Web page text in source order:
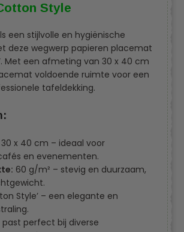
Style
een stijlvolle en hygiënische
deze wegwerp papieren placemat
Met een afmeting van 30 x 40 cm
voldoende ruimte voor een
tafeldekking.
30 x 40 cm – ideaal voor
en evenementen.
60 g/m² – stevig en duurzaam,
Style’ – een elegante en
past perfect bij diverse